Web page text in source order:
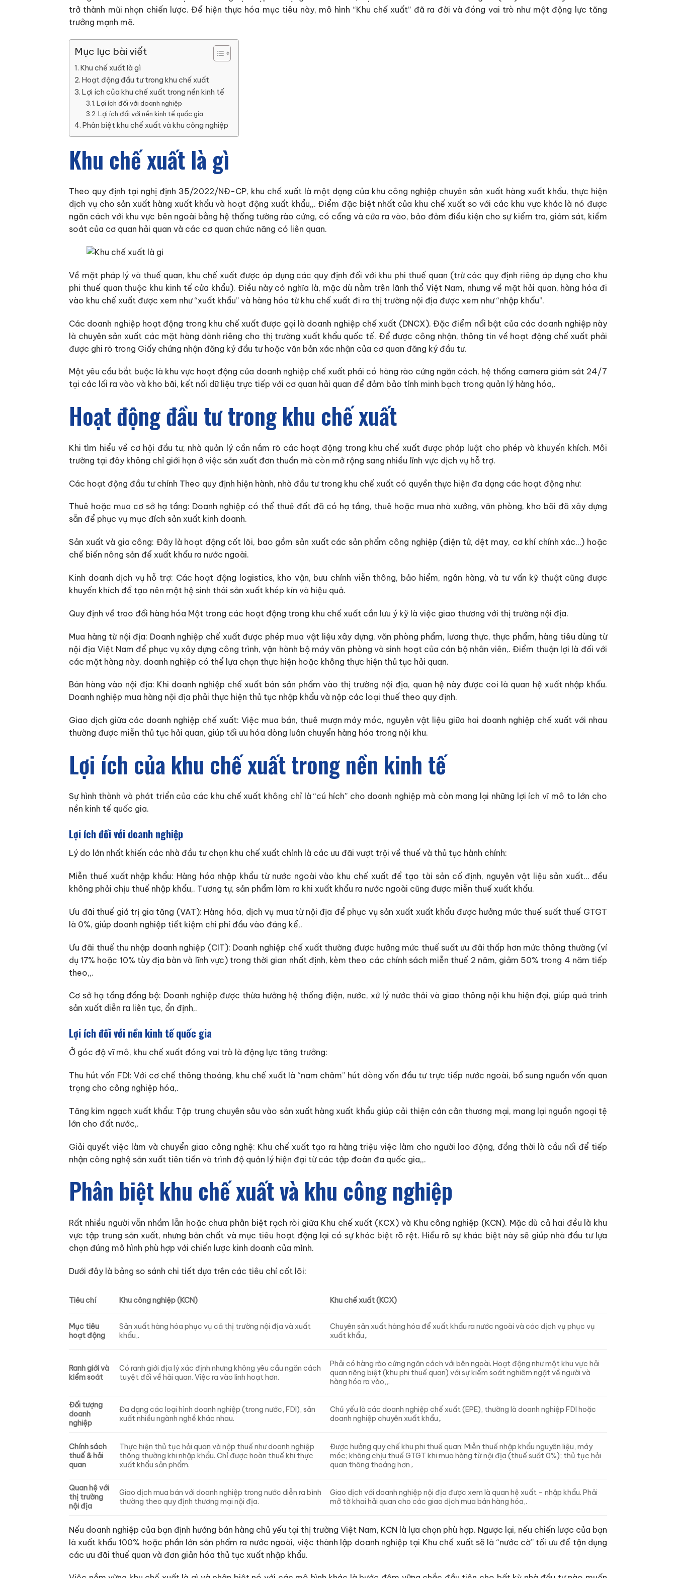
trở thành mũi nhọn chiến lược. Để hiện thực hóa mục tiêu này, mô hình “Khu chế xuất” đã ra đời và đóng vai trò như một động lực tăng
trưởng mạnh mẽ.
Mục lục bài viết
Khu chế xuất là gì
Hoạt động đầu tư trong khu chế xuất
Lợi ích của khu chế xuất trong nền kinh tế
Lợi ích đối với doanh nghiệp
Lợi ích đối với nền kinh tế quốc gia
Phân biệt khu chế xuất và khu công nghiệp
Khu chế xuất là gì
Theo quy định tại nghị định 35/2022/NĐ-CP, khu chế xuất là một dạng của khu công nghiệp chuyên sản xuất hàng xuất khẩu, thực hiện
dịch vụ cho sản xuất hàng xuất khẩu và hoạt động xuất khẩu,,. Điểm đặc biệt nhất của khu chế xuất so với các khu vực khác là nó được
ngăn cách với khu vực bên ngoài bằng hệ thống tường rào cứng, có cổng và cửa ra vào, bảo đảm điều kiện cho sự kiểm tra, giám sát, kiểm
soát của cơ quan hải quan và các cơ quan chức năng có liên quan.
Về mặt pháp lý và thuế quan, khu chế xuất được áp dụng các quy định đối với khu phi thuế quan (trừ các quy định riêng áp dụng cho khu
phi thuế quan thuộc khu kinh tế cửa khẩu). Điều này có nghĩa là, mặc dù nằm trên lãnh thổ Việt Nam, nhưng về mặt hải quan, hàng hóa đi
vào khu chế xuất được xem như “xuất khẩu” và hàng hóa từ khu chế xuất đi ra thị trường nội địa được xem như “nhập khẩu”.
Các doanh nghiệp hoạt động trong khu chế xuất được gọi là doanh nghiệp chế xuất (DNCX). Đặc điểm nổi bật của các doanh nghiệp này
là chuyên sản xuất các mặt hàng dành riêng cho thị trường xuất khẩu quốc tế. Để được công nhận, thông tin về hoạt động chế xuất phải
được ghi rõ trong Giấy chứng nhận đăng ký đầu tư hoặc văn bản xác nhận của cơ quan đăng ký đầu tư.
Một yêu cầu bắt buộc là khu vực hoạt động của doanh nghiệp chế xuất phải có hàng rào cứng ngăn cách, hệ thống camera giám sát 24/7
tại các lối ra vào và kho bãi, kết nối dữ liệu trực tiếp với cơ quan hải quan để đảm bảo tính minh bạch trong quản lý hàng hóa,.
Hoạt động đầu tư trong khu chế xuất
Khi tìm hiểu về cơ hội đầu tư, nhà quản lý cần nắm rõ các hoạt động trong khu chế xuất được pháp luật cho phép và khuyến khích. Môi
trường tại đây không chỉ giới hạn ở việc sản xuất đơn thuần mà còn mở rộng sang nhiều lĩnh vực dịch vụ hỗ trợ.
Các hoạt động đầu tư chính Theo quy định hiện hành, nhà đầu tư trong khu chế xuất có quyền thực hiện đa dạng các hoạt động như:
Thuê hoặc mua cơ sở hạ tầng: Doanh nghiệp có thể thuê đất đã có hạ tầng, thuê hoặc mua nhà xưởng, văn phòng, kho bãi đã xây dựng
sẵn để phục vụ mục đích sản xuất kinh doanh.
Sản xuất và gia công: Đây là hoạt động cốt lõi, bao gồm sản xuất các sản phẩm công nghiệp (điện tử, dệt may, cơ khí chính xác…) hoặc
chế biến nông sản để xuất khẩu ra nước ngoài.
Kinh doanh dịch vụ hỗ trợ: Các hoạt động logistics, kho vận, bưu chính viễn thông, bảo hiểm, ngân hàng, và tư vấn kỹ thuật cũng được
khuyến khích để tạo nên một hệ sinh thái sản xuất khép kín và hiệu quả.
Quy định về trao đổi hàng hóa Một trong các hoạt động trong khu chế xuất cần lưu ý kỹ là việc giao thương với thị trường nội địa.
Mua hàng từ nội địa: Doanh nghiệp chế xuất được phép mua vật liệu xây dựng, văn phòng phẩm, lương thực, thực phẩm, hàng tiêu dùng từ
nội địa Việt Nam để phục vụ xây dựng công trình, vận hành bộ máy văn phòng và sinh hoạt của cán bộ nhân viên,. Điểm thuận lợi là đối với
các mặt hàng này, doanh nghiệp có thể lựa chọn thực hiện hoặc không thực hiện thủ tục hải quan.
Bán hàng vào nội địa: Khi doanh nghiệp chế xuất bán sản phẩm vào thị trường nội địa, quan hệ này được coi là quan hệ xuất nhập khẩu.
Doanh nghiệp mua hàng nội địa phải thực hiện thủ tục nhập khẩu và nộp các loại thuế theo quy định.
Giao dịch giữa các doanh nghiệp chế xuất: Việc mua bán, thuê mượn máy móc, nguyên vật liệu giữa hai doanh nghiệp chế xuất với nhau
thường được miễn thủ tục hải quan, giúp tối ưu hóa dòng luân chuyển hàng hóa trong nội khu.
Lợi ích của khu chế xuất trong nền kinh tế
Sự hình thành và phát triển của các khu chế xuất không chỉ là “cú hích” cho doanh nghiệp mà còn mang lại những lợi ích vĩ mô to lớn cho
nền kinh tế quốc gia.
Lợi ích đối với doanh nghiệp
Lý do lớn nhất khiến các nhà đầu tư chọn khu chế xuất chính là các ưu đãi vượt trội về thuế và thủ tục hành chính:
Miễn thuế xuất nhập khẩu: Hàng hóa nhập khẩu từ nước ngoài vào khu chế xuất để tạo tài sản cố định, nguyên vật liệu sản xuất… đều
không phải chịu thuế nhập khẩu,. Tương tự, sản phẩm làm ra khi xuất khẩu ra nước ngoài cũng được miễn thuế xuất khẩu.
Ưu đãi thuế giá trị gia tăng (VAT): Hàng hóa, dịch vụ mua từ nội địa để phục vụ sản xuất xuất khẩu được hưởng mức thuế suất thuế GTGT
là 0%, giúp doanh nghiệp tiết kiệm chi phí đầu vào đáng kể,.
Ưu đãi thuế thu nhập doanh nghiệp (CIT): Doanh nghiệp chế xuất thường được hưởng mức thuế suất ưu đãi thấp hơn mức thông thường (ví
dụ 17% hoặc 10% tùy địa bàn và lĩnh vực) trong thời gian nhất định, kèm theo các chính sách miễn thuế 2 năm, giảm 50% trong 4 năm tiếp
theo,,.
Cơ sở hạ tầng đồng bộ: Doanh nghiệp được thừa hưởng hệ thống điện, nước, xử lý nước thải và giao thông nội khu hiện đại, giúp quá trình
sản xuất diễn ra liên tục, ổn định,.
Lợi ích đối với nền kinh tế quốc gia
Ở góc độ vĩ mô, khu chế xuất đóng vai trò là động lực tăng trưởng:
Thu hút vốn FDI: Với cơ chế thông thoáng, khu chế xuất là “nam châm” hút dòng vốn đầu tư trực tiếp nước ngoài, bổ sung nguồn vốn quan
trọng cho công nghiệp hóa,.
Tăng kim ngạch xuất khẩu: Tập trung chuyên sâu vào sản xuất hàng xuất khẩu giúp cải thiện cán cân thương mại, mang lại nguồn ngoại tệ
lớn cho đất nước,.
Giải quyết việc làm và chuyển giao công nghệ: Khu chế xuất tạo ra hàng triệu việc làm cho người lao động, đồng thời là cầu nối để tiếp
nhận công nghệ sản xuất tiên tiến và trình độ quản lý hiện đại từ các tập đoàn đa quốc gia,,.
Phân biệt khu chế xuất và khu công nghiệp
Rất nhiều người vẫn nhầm lẫn hoặc chưa phân biệt rạch ròi giữa Khu chế xuất (KCX) và Khu công nghiệp (KCN). Mặc dù cả hai đều là khu
vực tập trung sản xuất, nhưng bản chất và mục tiêu hoạt động lại có sự khác biệt rõ rệt. Hiểu rõ sự khác biệt này sẽ giúp nhà đầu tư lựa
chọn đúng mô hình phù hợp với chiến lược kinh doanh của mình.
Dưới đây là bảng so sánh chi tiết dựa trên các tiêu chí cốt lõi:
Tiêu chí Khu công nghiệp (KCN) Khu chế xuất (KCX)
Mục tiêu
hoạt động
Sản xuất hàng hóa phục vụ cả thị trường nội địa và xuất
khẩu,.
Chuyên sản xuất hàng hóa để xuất khẩu ra nước ngoài và các dịch vụ phục vụ
xuất khẩu,.
Ranh giới và
kiểm soát
Có ranh giới địa lý xác định nhưng không yêu cầu ngăn cách
tuyệt đối về hải quan. Việc ra vào linh hoạt hơn.
Phải có hàng rào cứng ngăn cách với bên ngoài. Hoạt động như một khu vực hải
quan riêng biệt (khu phi thuế quan) với sự kiểm soát nghiêm ngặt về người và
hàng hóa ra vào,,.
Đối tượng
doanh
nghiệp
Đa dạng các loại hình doanh nghiệp (trong nước, FDI), sản
xuất nhiều ngành nghề khác nhau.
Chủ yếu là các doanh nghiệp chế xuất (EPE), thường là doanh nghiệp FDI hoặc
doanh nghiệp chuyên xuất khẩu,.
Chính sách
thuế & hải
quan
Thực hiện thủ tục hải quan và nộp thuế như doanh nghiệp
thông thường khi nhập khẩu. Chỉ được hoàn thuế khi thực
xuất khẩu sản phẩm.
Được hưởng quy chế khu phi thuế quan: Miễn thuế nhập khẩu nguyên liệu, máy
móc; không chịu thuế GTGT khi mua hàng từ nội địa (thuế suất 0%); thủ tục hải
quan thông thoáng hơn,.
Quan hệ với
thị trường
nội địa
Giao dịch mua bán với doanh nghiệp trong nước diễn ra bình
thường theo quy định thương mại nội địa.
Giao dịch với doanh nghiệp nội địa được xem là quan hệ xuất – nhập khẩu. Phải
mở tờ khai hải quan cho các giao dịch mua bán hàng hóa,.
Nếu doanh nghiệp của bạn định hướng bán hàng chủ yếu tại thị trường Việt Nam, KCN là lựa chọn phù hợp. Ngược lại, nếu chiến lược của bạn
là xuất khẩu 100% hoặc phần lớn sản phẩm ra nước ngoài, việc thành lập doanh nghiệp tại Khu chế xuất sẽ là “nước cờ” tối ưu để tận dụng
các ưu đãi thuế quan và đơn giản hóa thủ tục xuất nhập khẩu.